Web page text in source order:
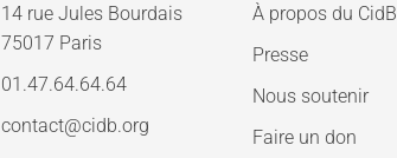
14 rue Jules Bourdais
75017 Paris
01.47.64.64.64
contact@cidb.org
À propos du CidB
Presse
Nous soutenir
Faire un don